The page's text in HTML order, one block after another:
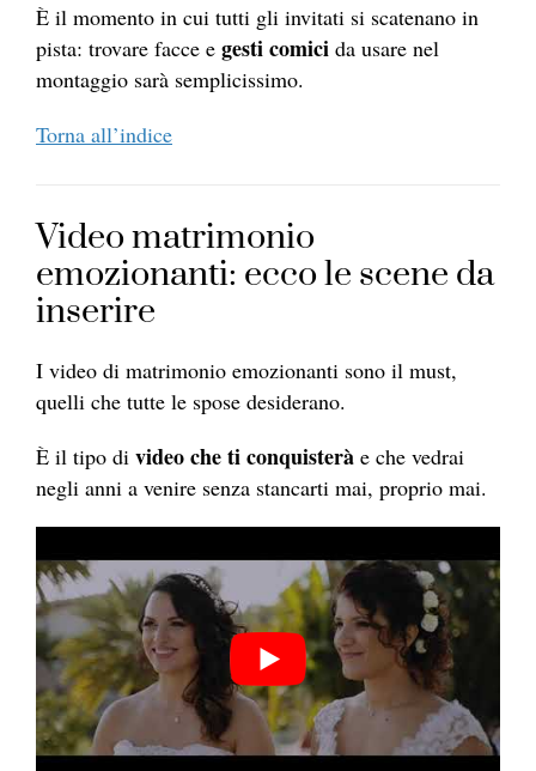
È il momento in cui tutti gli invitati si scatenano in
pista: trovare facce e gesti comici da usare nel
montaggio sarà semplicissimo.
Torna all’indice
Video matrimonio
emozionanti: ecco le scene da
inserire
I video di matrimonio emozionanti sono il must,
quelli che tutte le spose desiderano.
È il tipo di video che ti conquisterà e che vedrai
negli anni a venire senza stancarti mai, proprio mai.